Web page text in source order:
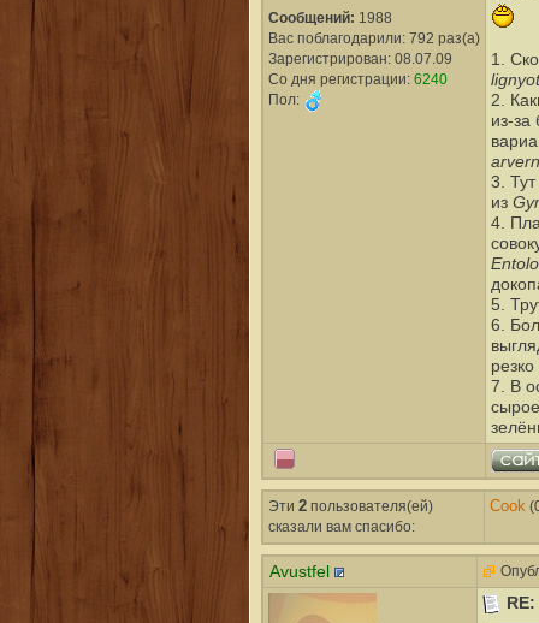
Сообщений: 1988
Вас поблагодарили: 792 раз(а)
Зарегистрирован: 08.07.09
Со дня регистрации: 6240
Пол:
1.
2.
из-за
3.
из
4.
5.
6.
резко
7. В
Эти 2пользователя(ей)
сказали вам cпасибо:
Cook
Avustfel
RE: